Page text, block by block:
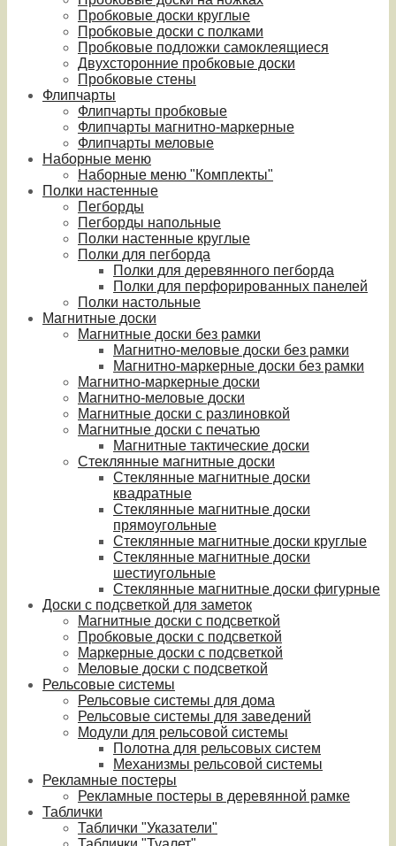
Пробковые доски круглые
Пробковые доски с полками
Пробковые подложки самоклеящиеся
Двухсторонние пробковые доски
Пробковые стены
Флипчарты
Флипчарты пробковые
Флипчарты магнитно-маркерные
Флипчарты меловые
Наборные меню
Наборные меню "Комплекты"
Полки настенные
Пегборды
Пегборды напольные
Полки настенные круглые
Полки для пегборда
Полки для деревянного пегборда
Полки для перфорированных панелей
Полки настольные
Магнитные доски
Магнитные доски без рамки
Магнитно-меловые доски без рамки
Магнитно-маркерные доски без рамки
Магнитно-маркерные доски
Магнитно-меловые доски
Магнитные доски с разлиновкой
Магнитные доски с печатью
Магнитные тактические доски
Стеклянные магнитные доски
Стеклянные магнитные доски
квадратные
Стеклянные магнитные доски
прямоугольные
Стеклянные магнитные доски круглые
Стеклянные магнитные доски
шестиугольные
Стеклянные магнитные доски фигурные
Доски с подсветкой для заметок
Магнитные доски с подсветкой
Пробковые доски с подсветкой
Маркерные доски с подсветкой
Меловые доски с подсветкой
Рельсовые системы
Рельсовые системы для дома
Рельсовые системы для заведений
Модули для рельсовой системы
Полотна для рельсовых систем
Механизмы рельсовой системы
Рекламные постеры
Рекламные постеры в деревянной рамке
Таблички
Таблички "Указатели"